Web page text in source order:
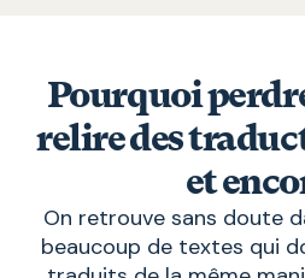
Pourquoi
relire des
et
On retrouve sans doute
beaucoup de textes qui